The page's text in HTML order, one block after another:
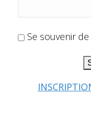
Se souvenir